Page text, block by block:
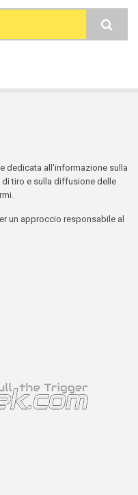
dedicata all'informazione sulla
di tiro e sulla diffusione delle
un approccio responsabile al